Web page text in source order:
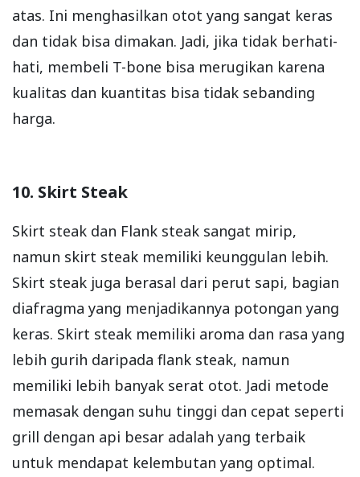
atas. Ini menghasilkan otot yang sangat keras
dan tidak bisa dimakan. Jadi, jika tidak berhati-
hati, membeli T-bone bisa merugikan karena
kualitas dan kuantitas bisa tidak sebanding
harga.
10. Skirt Steak
Skirt steak dan Flank steak sangat mirip,
namun skirt steak memiliki keunggulan lebih.
Skirt steak juga berasal dari perut sapi, bagian
diafragma yang menjadikannya potongan yang
keras. Skirt steak memiliki aroma dan rasa yang
lebih gurih daripada flank steak, namun
memiliki lebih banyak serat otot. Jadi metode
memasak dengan suhu tinggi dan cepat seperti
grill dengan api besar adalah yang terbaik
untuk mendapat kelembutan yang optimal.